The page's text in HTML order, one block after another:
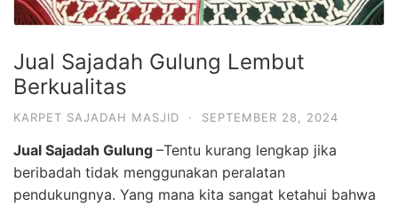
Jual Sajadah Gulung Lembut
Berkualitas
KARPET SAJADAH MASJID · SEPTEMBER 28, 2024
Jual Sajadah Gulung –Tentu kurang lengkap jika
beribadah tidak menggunakan peralatan
pendukungnya. Yang mana kita sangat ketahui bahwa